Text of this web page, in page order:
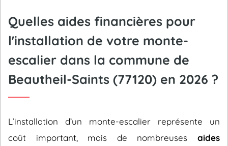
Quelles aides financières pour
l'installation de votre monte-
escalier dans la commune de
Beautheil-Saints (77120) en 2026 ?
L’installation d’un monte-escalier représente un
coût important, mais de nombreuses aides